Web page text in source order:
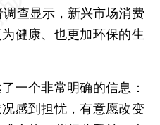
查显示，新兴市场消费
健康、也更加环保的生
个非常明确的信息：
感到担忧，有意愿改变